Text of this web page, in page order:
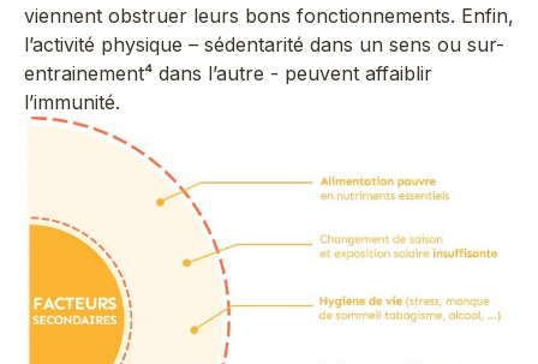
viennent obstruer leurs bons fonctionnements. Enfin,
l’activité physique – sédentarité dans un sens ou sur-
entrainement⁴ dans l’autre - peuvent affaiblir
l’immunité.